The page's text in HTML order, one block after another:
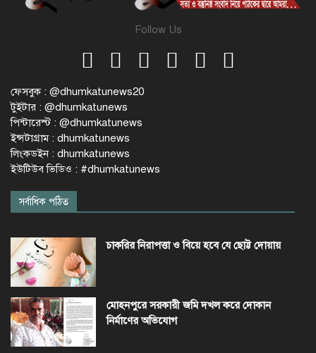
Follow Us
ফেসবুক : @dhumkatunews20
টুইটার : @dhumkatunews
পিন্টারেস্ট : @dhumkatunews
ইন্সটাগ্রাম : dhumkatunews
লিংকডইন : dhumkatunews
ইউটিউব ভিডিও : #dhumkatunews
সর্বাধিক পঠিত
চাকরির নিরাপত্তা ও বিয়ে হবে যে ছোট্ট দোয়ায়
মোহনপুরে সরকারী জমি দখল করে দোকান
নির্মাণের অভিযোগ